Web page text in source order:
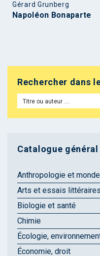
Gérard Grunberg
Napoléon Bonaparte
Rechercher dans
Catalogue général
Anthropologie et
Arts et essais littéraires
Biologie et santé
Chimie
Écologie,
Économie, droit